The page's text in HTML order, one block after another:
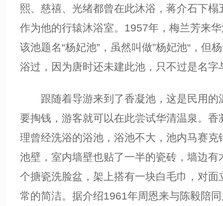
熙、慈禧、光绪都曾在此沐浴，蒋介石下榻
作为他的行辕沐浴室。1957年，梅兰芳来
该池题名“杨妃池”，虽然叫做”杨妃池“，但
浴过，因为唐时还未建此池，只不过是名字
跟随着导游来到了香凝池，这是民用的
要掏钱，游客就可以在此尝试华清温泉。香
理曾经洗浴的浴池，浴池不大，池内马赛克
池壁，室内墙壁也贴了一半的瓷砖，墙边有
个搪瓷洗脸盆，架上搭有一块白毛巾，对面
常的简洁。据介绍1961年周恩来与陈毅陪